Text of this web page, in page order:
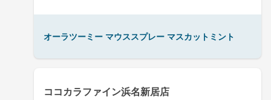
オーラツーミー マウススプレー マスカットミント
ココカラファイン浜名新居店